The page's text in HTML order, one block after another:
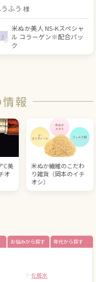
ふう
米ぬか美人 NS-Kスペシャ
ル コラーゲン※配合パッ
ク
報
C美
オ
米ぬか繊維のこだわ
り雑貨（岡本のイチ
オシ）
お悩みから探す 年代から探す
化粧水